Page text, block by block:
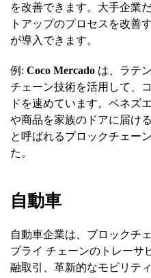
を改善できます。大手企業
トアップのプロセスを改善
が導入できます。
例: Coco Mercado は、ラテ
チェーン技術を活用して、
ドを速めています。ベネズ
や商品を家族のドアに届け
と呼ばれるブロックチェー
た。
自動車
自動車企業は、ブロックチ
プライ チェーンのトレーサ
融取引、革新的なモビリテ